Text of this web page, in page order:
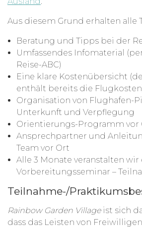
Aus diesem Grund erhalten alle
Beratung und Tipps bei der
Umfassendes Infomaterial
Reise-ABC)
Eine klare Kostenübersicht
enthält bereits die
Organisation von Flughafen-
Unterkunft und Verpflegung
Orientierungs-Programm vor
Ansprechpartner und
Team vor Ort
Alle 3 Monate veranstalten
Vorbereitungsseminar –
Teilnahme-/
Rainbow Garden Village ist sich
dass das Leisten von